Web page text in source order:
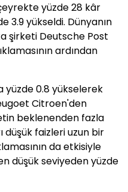
yüzde 28 kâr
3.9 yükseldi. Dünyanın
şirketi Deutsche Post
ardından
yüzde 0.8 yükselerek
Citroen'den
beklenenden fazla
düşük faizleri uzun bir
da etkisiyle
düşük seviyeden yüzde